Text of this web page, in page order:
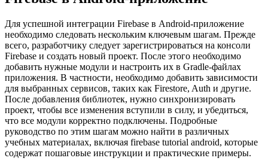
Для успешной интеграции Firebase в Android-приложение
необходимо следовать нескольким ключевым шагам. Прежде
всего, разработчику следует зарегистрироваться на консоли
Firebase и создать новый проект. После этого необходимо
добавить нужные модули и настроить их в Gradle-файлах
приложения. В частности, необходимо добавить зависимости
для выбранных сервисов, таких как Firestore, Auth и другие.
После добавления библиотек, нужно синхронизировать
проект, чтобы все изменения вступили в силу, и убедиться,
что все модули корректно подключены. Подробные
руководство по этим шагам можно найти в различных
учебных материалах, включая firebase tutorial android, которые
содержат пошаговые инструкции и практические примеры.